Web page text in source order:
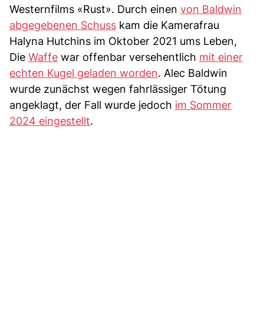
Westernfilms «Rust». Durch einen von Baldwin
abgegebenen Schuss kam die Kamerafrau
Halyna Hutchins im Oktober 2021 ums Leben,
Die Waffe war offenbar versehentlich mit einer
echten Kugel geladen worden. Alec Baldwin
wurde zunächst wegen fahrlässiger Tötung
angeklagt, der Fall wurde jedoch im Sommer
2024 eingestellt.